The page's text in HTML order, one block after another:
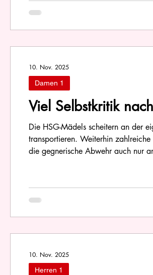
Viel Selbstkritik
Die HSG-Mädels scheitern an der
transportieren. Weiterhin
die gegnerische Abwehr auch nur
Damen 1
10. Nov. 2025
Herren 1
10. Nov. 2025